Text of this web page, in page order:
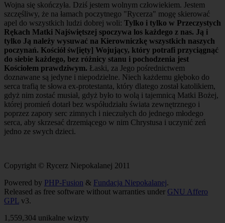
Wojna się skończyła. Dziś jestem wolnym człowiekiem. Jestem
szczęśliwy, że na łamach poczytnego "Rycerza" mogę skierować
apel do wszystkich ludzi dobrej woli: Tylko i tylko w Przeczystych
Rękach Matki Najświętszej spoczywa los każdego z nas. Ją i
tylko Ją należy wysuwać na Kierowniczkę wszystkich naszych
poczynań. Kościół św[ięty] Wojujący, który potrafi przyciągnąć
do siebie każdego, bez różnicy stanu i pochodzenia jest
Kościołem prawdziwym. Łaski, za Jego pośrednictwem
doznawane są jedyne i niepodzielne. Niech każdemu głęboko do
serca trafią te słowa ex-protestanta, który dlatego został katolikiem,
gdyż nim zostać musiał, gdyż było to wolą i tajemnicą Matki Bożej,
której promień dotarł bez współudziału świata zewnętrznego i
poprzez zapory serc zimnych i nieczułych do jednego młodego
serca, aby skrzesać drzemiącego w nim Chrystusa i uczynić zeń
jedno ze swych dzieci.
Copyright © Rycerz Niepokalanej 2011
Powered by PHP-Fusion & Fundacja Niepokalanej.
Released as free software without warranties under GNU Affero
GPL v3.
1,559,304 unikalne wizyty